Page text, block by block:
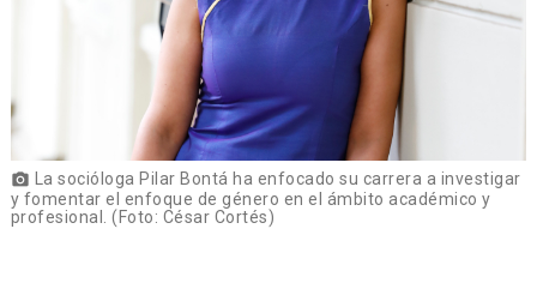
photo_camera La socióloga Pilar Bontá ha enfocado su carrera a investigar
y fomentar el enfoque de género en el ámbito académico y
profesional. (Foto: César Cortés)